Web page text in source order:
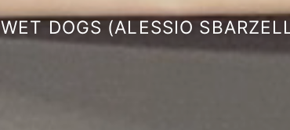
WET DOGS (ALESSIO